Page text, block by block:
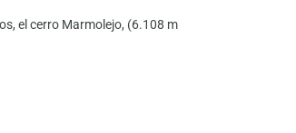
el cerro Marmolejo, (6.108 m